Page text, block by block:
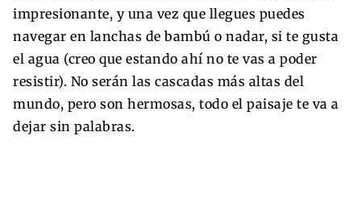
impresionante, y una vez que llegues puedes
navegar en lanchas de bambú o nadar, si te gusta
el agua (creo que estando ahí no te vas a poder
resistir). No serán las cascadas más altas del
mundo, pero son hermosas, todo el paisaje te va a
dejar sin palabras.